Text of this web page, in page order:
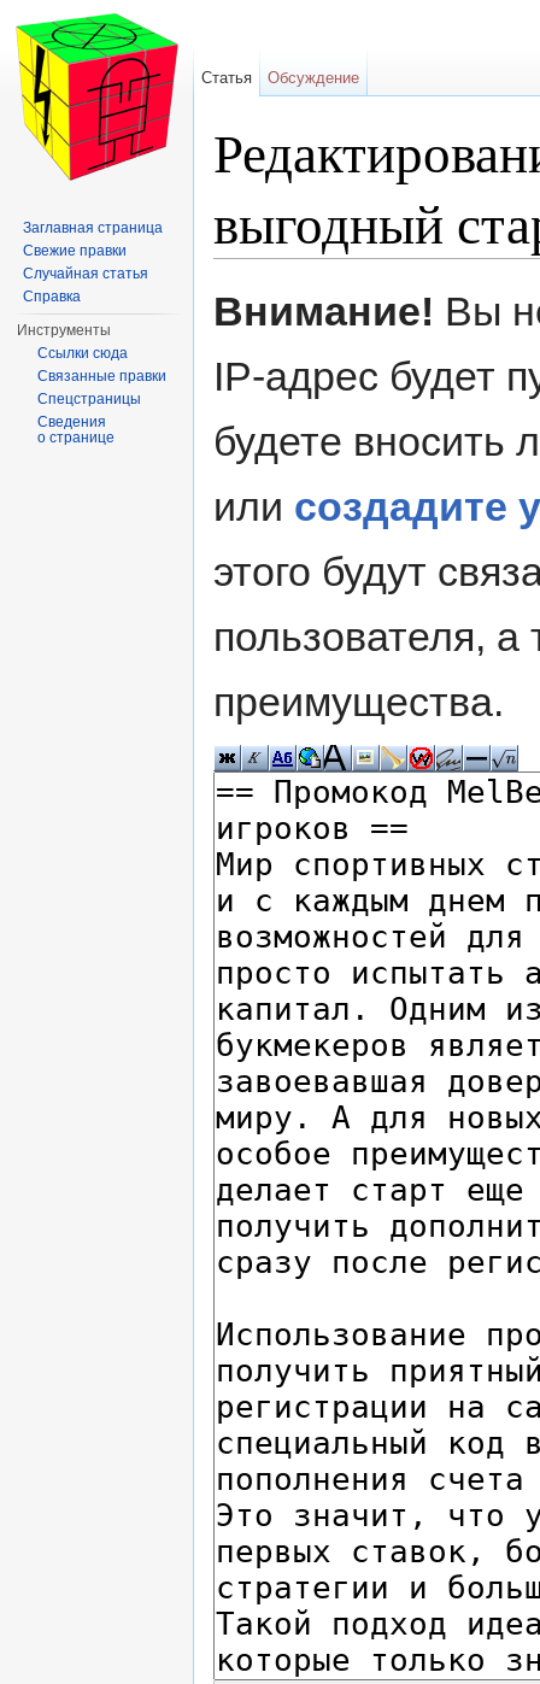
выгодный
Внимание! Вы
IP-адрес будет
будете
или создадите
этого будут
пользователя, а
преимущества.
Статья Обсуждение
Заглавная страница
Свежие правки
Случайная статья
Справка
Инструменты
Ссылки сюда
Связанные правки
Спецстраницы
Сведения
о странице